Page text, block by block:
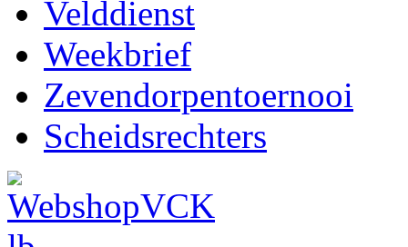
Velddienst
Weekbrief
Zevendorpentoernooi
Scheidsrechters